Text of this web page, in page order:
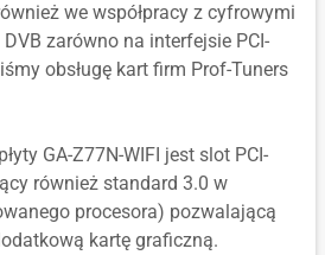
we współpracy z cyfrowymi
zarówno na interfejsie PCI-
obsługę kart firm Prof-Tuners
GA-Z77N-WIFI jest slot PCI-
również standard 3.0 w
procesora) pozwalającą
kartę graficzną.